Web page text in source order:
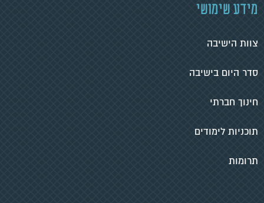
מידע שימושי
צוות הישיבה
סדר היום בישיבה
חינוך חברתי
תוכניות לימודים
תרומות